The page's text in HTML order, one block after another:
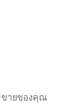
ขายของคุณ